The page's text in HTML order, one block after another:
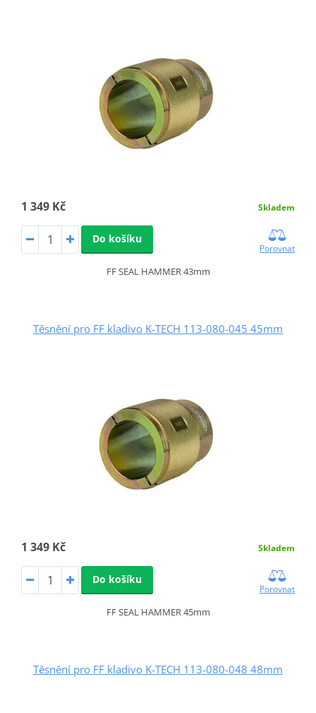
1 349 Kč Skladem
Do košíku
Porovnat
FF SEAL HAMMER 43mm
Těsnění pro FF kladivo K-TECH 113-080-045 45mm
1 349 Kč Skladem
Do košíku
Porovnat
FF SEAL HAMMER 45mm
Těsnění pro FF kladivo K-TECH 113-080-048 48mm